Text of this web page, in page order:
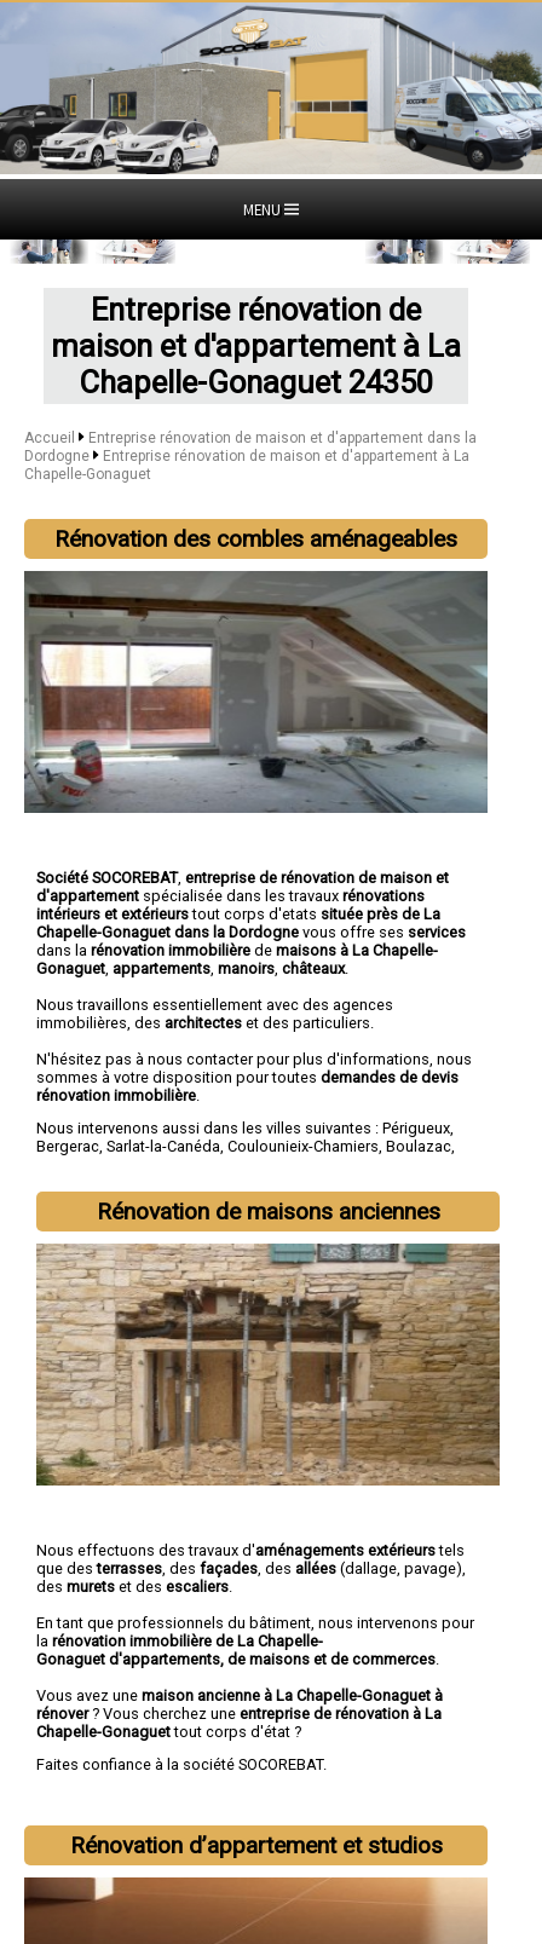
MENU
Entreprise rénovation de
maison et d'appartement à La
Chapelle-Gonaguet 24350
Accueil
Entreprise rénovation de maison et d'appartement dans la
Dordogne
Entreprise rénovation de maison et d'appartement à La
Chapelle-Gonaguet
Rénovation des combles aménageables
Société SOCOREBAT, entreprise de rénovation de maison et
d'appartement spécialisée dans les travaux rénovations
intérieurs et extérieurstout corps d'etats située près de La
Chapelle-Gonaguet dans la Dordogne vous offre ses services
dans la rénovation immobilière de maisons à La Chapelle-
Gonaguet appartements manoirs châteaux.
Nous travaillons essentiellement avec des agences
immobilières, des architectes et des particuliers.
N'hésitez pas à nous contacter pour plus d'informations, nous
sommes à votre disposition pour toutes demandes de devis
rénovation immobilière
Nous intervenons aussi dans les villes suivantes : Périgueux,
Bergerac, Sarlat-la-Canéda, Coulounieix-Chamiers, Boulazac,
Rénovation de maisons anciennes
Nous effectuons des travaux d'aménagements extérieurstels
que desterrasses , des façades , des allées (dallage, pavage),
des murets et des escaliers
En tant que professionnels du bâtiment, nous intervenons pour
la rénovation immobilière de La Chapelle-
Gonaguet d'appartements, de maisons et de commerces
Vous avez une maison ancienne à La Chapelle-Gonaguet à
rénover? Vous cherchez une entreprise de rénovation à La
Chapelle-Gonaguettout corps d'état ?
Faites confiance à la société SOCOREBAT.
Rénovation d’appartement et studios